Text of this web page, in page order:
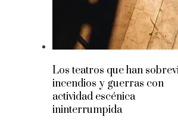
Los teatros que han
incendios y guerras con
actividad escénica
ininterrumpida